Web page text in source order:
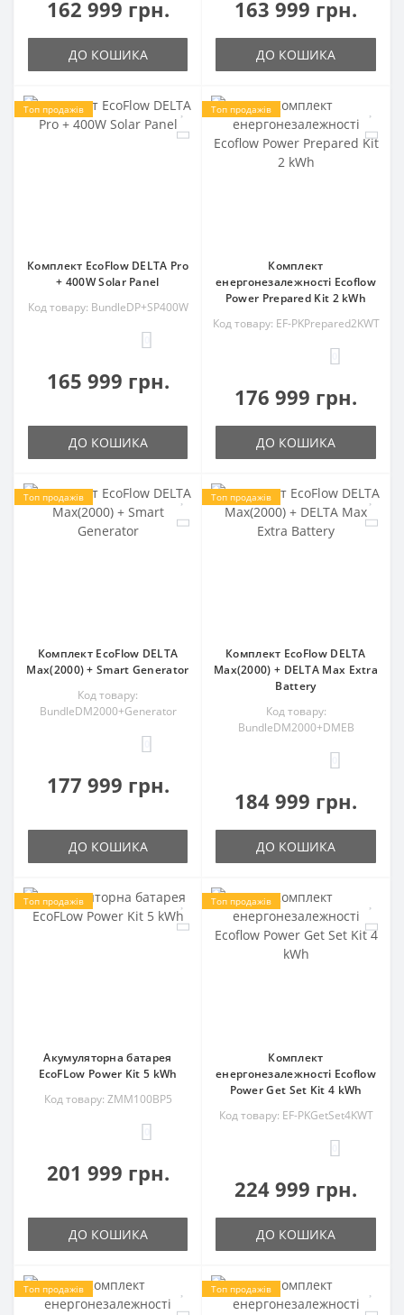
162 999 грн.
ДО КОШИКА
163 999 грн.
ДО КОШИКА
Топ продажів
Комплект EcoFlow DELTA Pro
+ 400W Solar Panel
Код товару: BundleDP+SP400W
165 999 грн.
ДО КОШИКА
Топ продажів
Комплект
енергонезалежності Ecoflow
Power Prepared Kit 2 kWh
Код товару: EF-PKPrepared2KWT
176 999 грн.
ДО КОШИКА
Топ продажів
Комплект EcoFlow DELTA
Max(2000) + Smart Generator
Код товару:
BundleDM2000+Generator
177 999 грн.
ДО КОШИКА
Топ продажів
Комплект EcoFlow DELTA
Max(2000) + DELTA Max Extra
Battery
Код товару:
BundleDM2000+DMEB
184 999 грн.
ДО КОШИКА
Топ продажів
Акумуляторна батарея
EcoFLow Power Kit 5 kWh
Код товару: ZMM100BP5
201 999 грн.
ДО КОШИКА
Топ продажів
Комплект
енергонезалежності Ecoflow
Power Get Set Kit 4 kWh
Код товару: EF-PKGetSet4KWT
224 999 грн.
ДО КОШИКА
Топ продажів Топ продажів